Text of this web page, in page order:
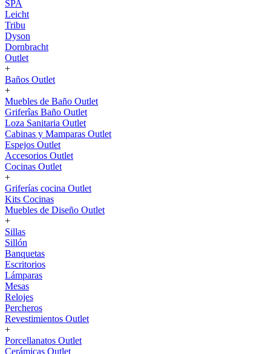
SPA
Leicht
Tribu
Dyson
Dornbracht
Outlet
+
Baños Outlet
+
Muebles de Baño Outlet
Griferîas Baño Outlet
Loza Sanitaria Outlet
Cabinas y Mamparas Outlet
Espejos Outlet
Accesorios Outlet
Cocinas Outlet
+
Griferías cocina Outlet
Kits Cocinas
Muebles de Diseño Outlet
+
Sillas
Sillón
Banquetas
Escritorios
Lámparas
Mesas
Relojes
Percheros
Revestimientos Outlet
+
Porcellanatos Outlet
Cerámicas Outlet